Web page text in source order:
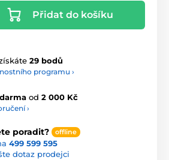
Přidat do košíku
29 bodů
programu ›
od 2 000 Kč
›
poradit? offline
499 599 595
dotaz prodejci